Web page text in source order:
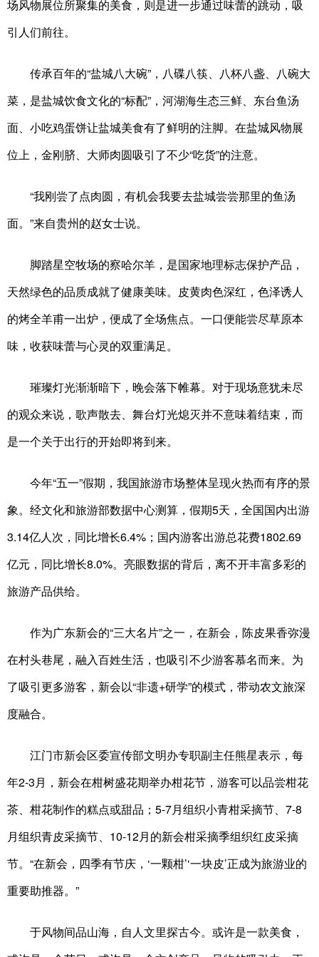
场风物展位所聚集的美食，则是进一步通过味蕾的跳动，吸
引人们前往。
传承百年的“盐城八大碗”，八碟八筷、八杯八盏、八碗大
菜，是盐城饮食文化的“标配”，河湖海生态三鲜、东台鱼汤
面、小吃鸡蛋饼让盐城美食有了鲜明的注脚。在盐城风物展
位上，金刚脐、大师肉圆吸引了不少“吃货”的注意。
“我刚尝了点肉圆，有机会我要去盐城尝尝那里的鱼汤
面。”来自贵州的赵女士说。
脚踏星空牧场的察哈尔羊，是国家地理标志保护产品，
天然绿色的品质成就了健康美味。皮黄肉色深红，色泽诱人
的烤全羊甫一出炉，便成了全场焦点。一口便能尝尽草原本
味，收获味蕾与心灵的双重满足。
璀璨灯光渐渐暗下，晚会落下帷幕。对于现场意犹未尽
的观众来说，歌声散去、舞台灯光熄灭并不意味着结束，而
是一个关于出行的开始即将到来。
今年“五一”假期，我国旅游市场整体呈现火热而有序的景
象。经文化和旅游部数据中心测算，假期5天，全国国内出游
3.14亿人次，同比增长6.4%；国内游客出游总花费1802.69
亿元，同比增长8.0%。亮眼数据的背后，离不开丰富多彩的
旅游产品供给。
作为广东新会的“三大名片”之一，在新会，陈皮果香弥漫
在村头巷尾，融入百姓生活，也吸引不少游客慕名而来。为
了吸引更多游客，新会以“非遗+研学”的模式，带动农文旅深
度融合。
江门市新会区委宣传部文明办专职副主任熊星表示，每
年2-3月，新会在柑树盛花期举办柑花节，游客可以品尝柑花
茶、柑花制作的糕点或甜品；5-7月组织小青柑采摘节、7-8
月组织青皮采摘节、10-12月的新会柑采摘季组织红皮采摘
节。“在新会，四季有节庆，‘一颗柑’‘一块皮’正成为旅游业的
重要助推器。”
于风物间品山海，自人文里探古今。或许是一款美食，